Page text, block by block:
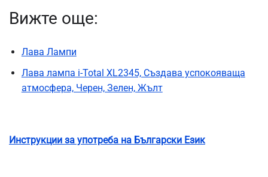
Вижте още:
Лава Лампи
Лава лампа i-Total XL2345, Създава успокояваща
атмосфера, Черен, Зелен, Жълт
Инструкции за употреба на Български Език